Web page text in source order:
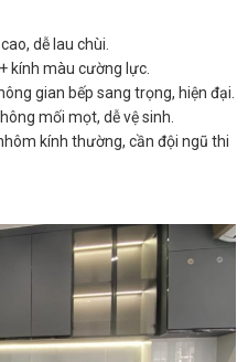
dễ lau chùi.
kính màu cường lực.
gian bếp sang trọng, hiện đại.
mối mọt, dễ vệ sinh.
kính thường, cần đội ngũ thi